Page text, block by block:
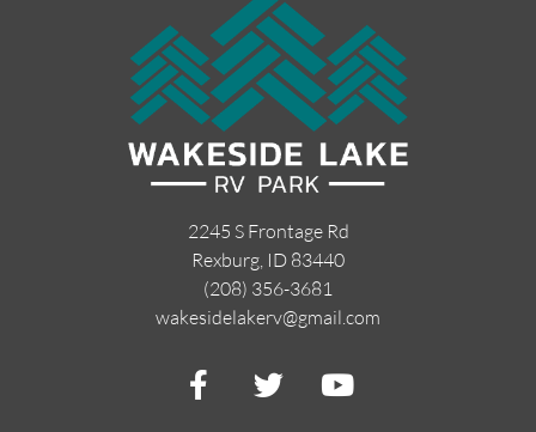
2245 S Frontage Rd
Rexburg, ID 83440
(208) 356-3681
wakesidelakerv@gmail.com